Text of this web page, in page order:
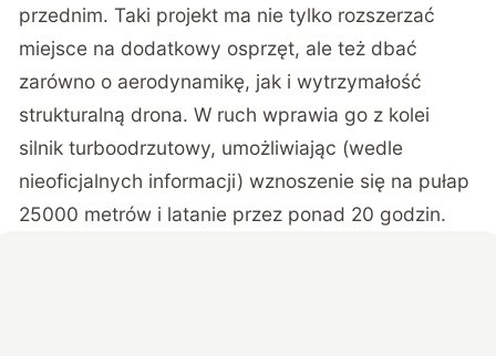
przednim. Taki projekt ma nie tylko rozszerzać
miejsce na dodatkowy osprzęt, ale też dbać
zarówno o aerodynamikę, jak i wytrzymałość
strukturalną drona. W ruch wprawia go z kolei
silnik turboodrzutowy, umożliwiając (wedle
nieoficjalnych informacji) wznoszenie się na pułap
25000 metrów i latanie przez ponad 20 godzin.